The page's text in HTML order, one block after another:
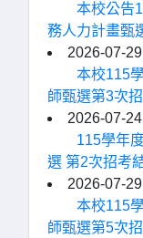
本校公告
務人力計畫甄
2026-07-29
本校115
師甄選第3次
2026-07-24
115學年
選 第2次招考
2026-07-29
本校115
師甄選第5次